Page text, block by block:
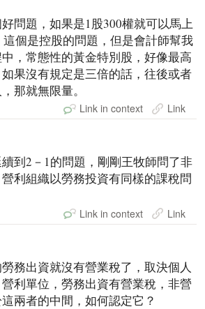
問題，如果是1股300權就可以馬上
這個是控股的問題，但是會計師幫我
，常態性的黃金特別股，好像最高
果沒有規定是三倍的話，往後或者
那就無限量。
Link in context Link
到2－1的問題，剛剛王牧師問了非
利組織以勞務投資有同樣的課稅問
Link in context Link
務出資就沒有營業稅了，取決個人
利單位，勞務出資有營業稅，非營
兩者的中間，如何認定它？